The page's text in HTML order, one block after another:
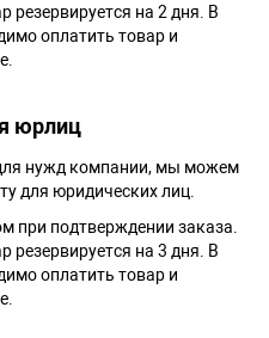
резервируется на 2 дня. В
оплатить товар и
юрлиц
нужд компании, мы можем
для юридических лиц.
при подтверждении заказа.
резервируется на 3 дня. В
оплатить товар и